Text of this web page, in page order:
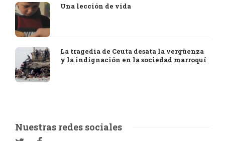
Una lección de vida
La tragedia de Ceuta desata la vergüenza
y la indignación en la sociedad marroquí
Nuestras redes sociales